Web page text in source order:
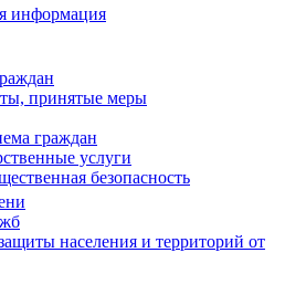
информация
принятые меры
граждан
услуги
безопасность
населения и территорий от